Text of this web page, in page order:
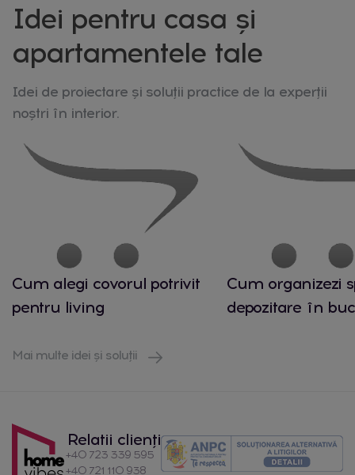
Idei pentru casa și
apartamentele tale
Idei de proiectare și soluții practice de la experții
noștri în interior.
Cum alegi covorul potrivit
pentru living
Cum organizezi
depozitare în
Mai multe idei și soluții
Relatii clienți
+40 723 339 595
+40 721 110 938